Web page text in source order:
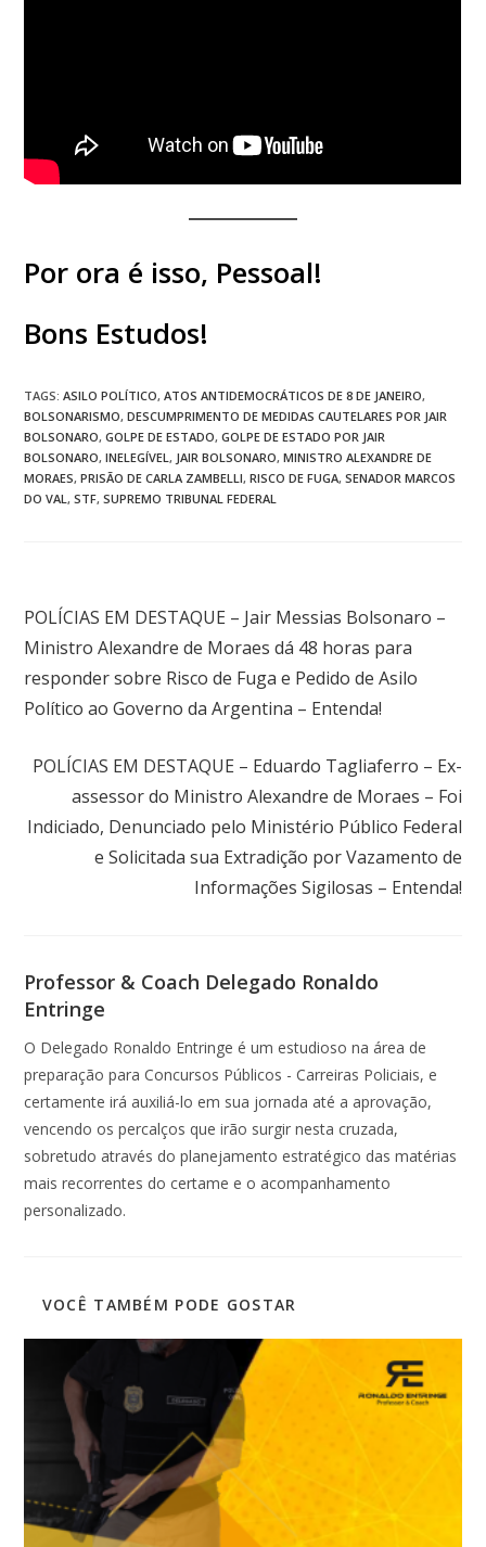
Por ora é isso, Pessoal!
Bons Estudos!
TAGS:ASILO POLÍTICO, ATOS ANTIDEMOCRÁTICOS DE 8 DE JANEIRO,
BOLSONARISMO, DESCUMPRIMENTO DE MEDIDAS CAUTELARES POR JAIR
BOLSONARO, GOLPE DE ESTADO, GOLPE DE ESTADO POR JAIR
BOLSONARO, INELEGÍVEL , JAIR BOLSONARO, MINISTRO ALEXANDRE DE
MORAES, PRISÃO DE CARLA ZAMBELLI, RISCO DE FUGA, SENADOR MARCOS
DO VAL , STF, SUPREMO TRIBUNAL FEDERAL
POLÍCIAS EM DESTAQUE – Jair Messias Bolsonaro –
Ministro Alexandre de Moraes dá 48 horas para
responder sobre Risco de Fuga e Pedido de Asilo
Político ao Governo da Argentina – Entenda!
POLÍCIAS EM DESTAQUE – Eduardo Tagliaferro – Ex-
assessor do Ministro Alexandre de Moraes – Foi
Indiciado, Denunciado pelo Ministério Público Federal
e Solicitada sua Extradição por Vazamento de
Informações Sigilosas – Entenda!
Professor & Coach Delegado Ronaldo
Entringe
O Delegado Ronaldo Entringe é um estudioso na área de
preparação para Concursos Públicos - Carreiras Policiais, e
certamente irá auxiliá-lo em sua jornada até a aprovação,
vencendo os percalços que irão surgir nesta cruzada,
sobretudo através do planejamento estratégico das matérias
mais recorrentes do certame e o acompanhamento
personalizado.
VOCÊ TAMBÉM PODE GOSTAR